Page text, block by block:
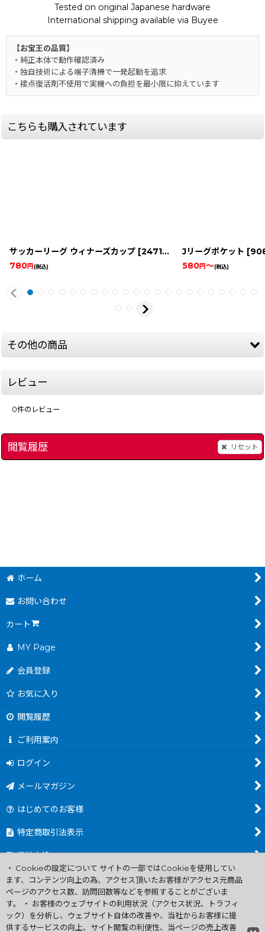
Tested on original Japanese hardware
International shipping available via Buyee
【お宝王の品質】
・純正本体で動作確認済み
・独自技術による端子清掃で一発起動を追求
・接点復活剤不使用で実機への負担を最小限に抑えています
こちらも購入されています
サッカーリーグ ウィナーズカップ [2471-soccer-league-w-famicom
780円(税込)
Jリーグポケット [
580円～(税込)
その他の商品
レビュー
0件のレビュー
閲覧履歴 リセット
ホーム
お問い合わせ
カート
MY Page
会員登録
お気に入り
閲覧履歴
ご利用案内
ログイン
メールマガジン
はじめてのお客様
特定商取引法表示
電池交換について
商品カテゴリ一覧
Worldwide Shipping Guide
・ Cookieの設定について サイトの一部ではCookieを使用してい
ます、コンテンツ向上の為、アクセス頂いたお客様がアクセス元商品
ページのアクセス数、訪問回数等などを参照することがございま
す。 ・ お客様のウェブサイトの利用状況（アクセス状況、トラフィ
ック）を分析し、ウェブサイト自体の改善や、当社からお客様に提
供するサービスの向上、サイト閲覧の利便性、当ページの売上改善